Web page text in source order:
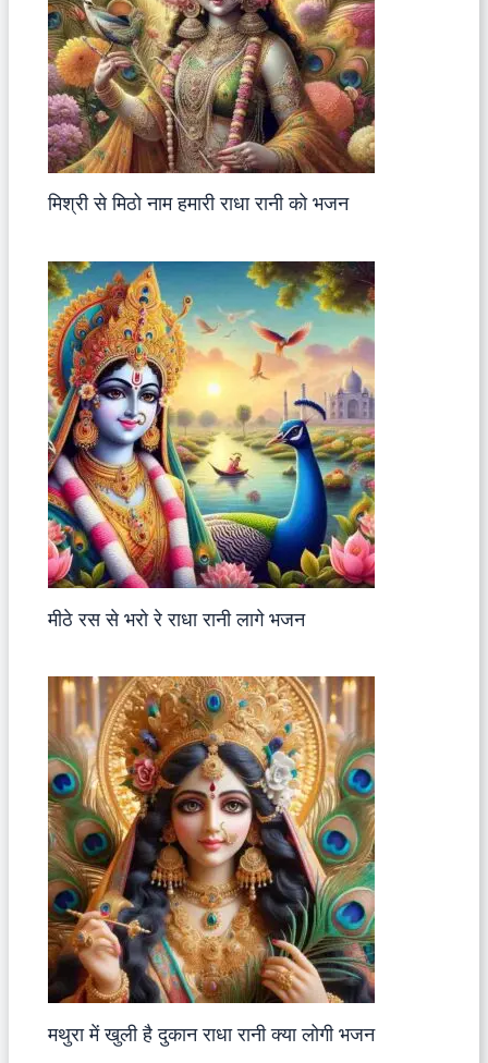
मिश्री से मिठो नाम हमारी राधा रानी को भजन
मीठे रस से भरो रे राधा रानी लागे भजन
मथुरा में खुली है दुकान राधा रानी क्या लोगी भजन